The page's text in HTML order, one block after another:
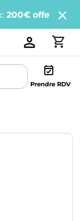
tous les 1
Prendre RDV